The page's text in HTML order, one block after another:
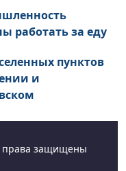
работать за еду
пунктов
и
права защищены